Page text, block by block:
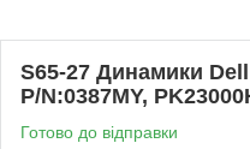
S65-27 Динамики
P/N:0387MY,
Готово до відправки